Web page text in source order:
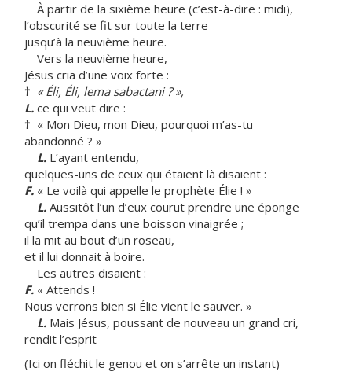
À partir de la sixième heure (c’est-à-dire : midi),
l’obscurité se fit sur toute la terre
jusqu’à la neuvième heure.
Vers la neuvième heure,
Jésus cria d’une voix forte :
† « Éli, Éli, lema sabactani ? »,
L. ce qui veut dire :
† « Mon Dieu, mon Dieu, pourquoi m’as-tu
abandonné ? »
L. L’ayant entendu,
quelques-uns de ceux qui étaient là disaient :
F. « Le voilà qui appelle le prophète Élie ! »
L. Aussitôt l’un d’eux courut prendre une éponge
qu’il trempa dans une boisson vinaigrée ;
il la mit au bout d’un roseau,
et il lui donnait à boire.
Les autres disaient :
F. « Attends !
Nous verrons bien si Élie vient le sauver. »
L. Mais Jésus, poussant de nouveau un grand cri,
rendit l’esprit
(Ici on fléchit le genou et on s’arrête un instant)